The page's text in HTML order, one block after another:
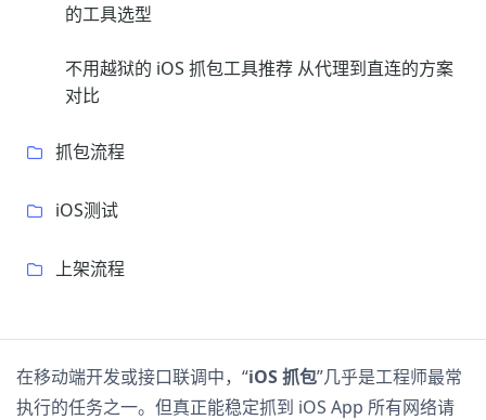
的工具选型
不用越狱的 iOS 抓包工具推荐 从代理到直连的方案
对比
抓包流程
iOS测试
上架流程
在移动端开发或接口联调中，“iOS 抓包”几乎是工程师最常
执行的任务之一。但真正能稳定抓到 iOS App 所有网络请